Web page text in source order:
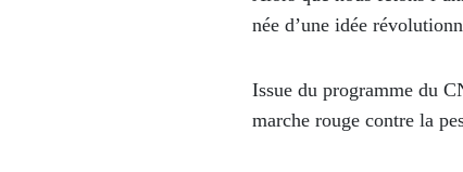
née d’une idée
Issue du programme du
marche rouge contre la